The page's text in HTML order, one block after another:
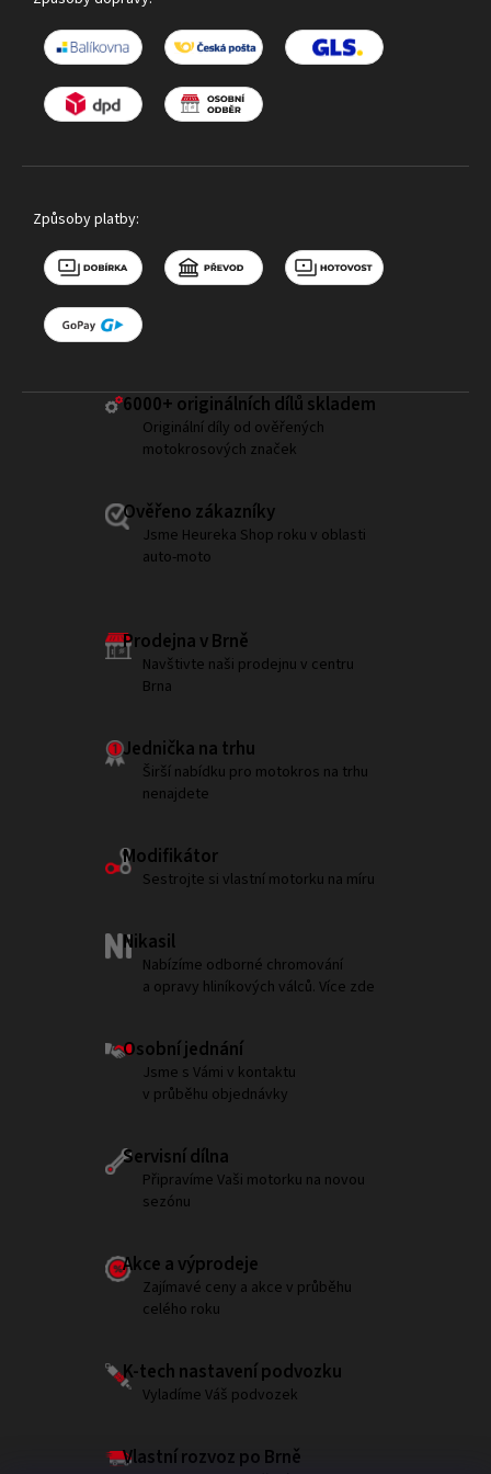
Způsoby platby:
6000+ ​originálních dílů skladem
Originální díly od ověřených
motokrosových značek
Ověřeno zákazníky
Jsme Heureka Shop roku v oblasti
auto-moto
Prodejna v Brně
Navštivte naši prodejnu v centru
Brna
Jednička na trhu
Širší nabídku pro motokros na trhu
nenajdete
Modifikátor
Sestrojte si vlastní motorku na míru
Nikasil
Nabízíme odborné chromování
a opravy hliníkových válců. Více zde
Osobní jednání
Jsme s Vámi v kontaktu
v průběhu objednávky
Servisní dílna
Připravíme Vaši motorku na novou
sezónu
Akce a výprodeje
Zajímavé ceny a akce v průběhu
celého roku
K-tech nastavení podvozku
Vyladíme Váš podvozek
Vlastní rozvoz po Brně